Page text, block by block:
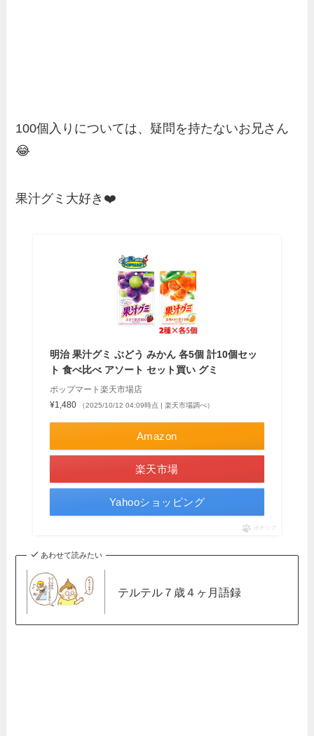
100個入りについては、疑問を持たないお兄さん
😂
果汁グミ大好き❤️
明治 果汁グミ ぶどう みかん 各5個 計10個セッ
ト 食べ比べ アソート セット買い グミ
ポップマート楽天市場店
¥1,480
（2025/10/12 04:09時点 | 楽天市場調べ）
Amazon
楽天市場
Yahooショッピング
ポチップ
あわせて読みたい
テルテル７歳４ヶ月語録